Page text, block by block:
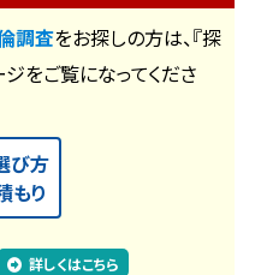
調査をお探しの方は、『探
をご覧になってくださ
び方
もり
詳しくはこちら